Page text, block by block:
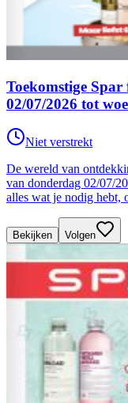
Toekomstige
02/07/2026 tot
Niet verstrekt
De wereld van
van donderdag 02/07/
alles wat je nodig hebt,
Bekijken Volgen